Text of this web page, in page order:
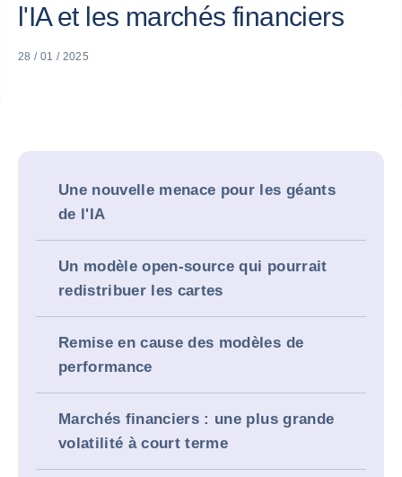
l'IA et les marchés financiers
28 / 01 / 2025
Une nouvelle menace pour les géants
de l'IA
Un modèle open-source qui pourrait
redistribuer les cartes
Remise en cause des modèles de
performance
Marchés financiers : une plus grande
volatilité à court terme